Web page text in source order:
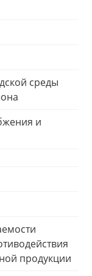
среды
и
продукции